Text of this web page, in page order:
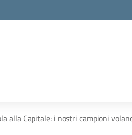
alla Capitale: i nostri campioni